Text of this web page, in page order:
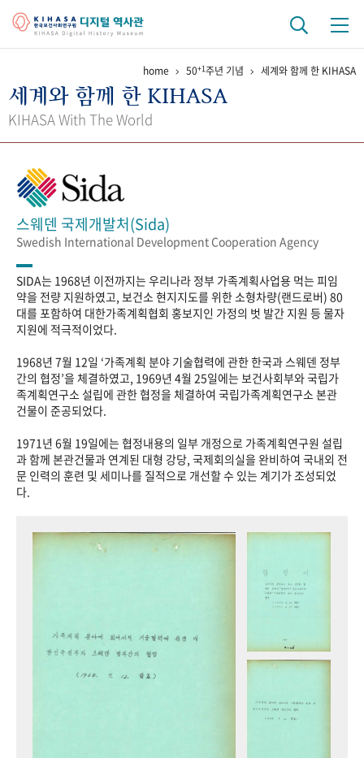
걸어온 길 기관 변천사 역대 기관장
정책과 연구 키워드로 보는 연구 역사
간행물 변천사
기록물 아카이브
사진 아카이브 문서 기록물 행정박물 영상 기록물
성과 50선 숫자로 보는 50년 50+1주년 광장
세계와 함께 한 KIHASA
VR 역사관
home 50+1주년 기념 세계와 함께 한 KIHASA
세계와 함께 한 KIHASA
KIHASA With The World
스웨덴 국제개발처(Sida)
Swedish International Development Cooperation Agency
SIDA는 1968년 이전까지는 우리나라 정부 가족계획사업용 먹는 피임
약을 전량 지원하였고, 보건소 현지지도를 위한 소형차량(랜드로버) 80
대를 포함하여 대한가족계획협회 홍보지인 가정의 벗 발간 지원 등 물자
지원에 적극적이었다.
1968년 7월 12일 ‘가족계획 분야 기술협력에 관한 한국과 스웨덴 정부
간의 협정’을 체결하였고, 1969년 4월 25일에는 보건사회부와 국립가
족계획연구소 설립에 관한 협정을 체결하여 국립가족계획연구소 본관
건물이 준공되었다.
1971년 6월 19일에는 협정내용의 일부 개정으로 가족계획연구원 설립
과 함께 본관건물과 연계된 대형 강당, 국제회의실을 완비하여 국내외 전
문 인력의 훈련 및 세미나를 질적으로 개선할 수 있는 계기가 조성되었
다.